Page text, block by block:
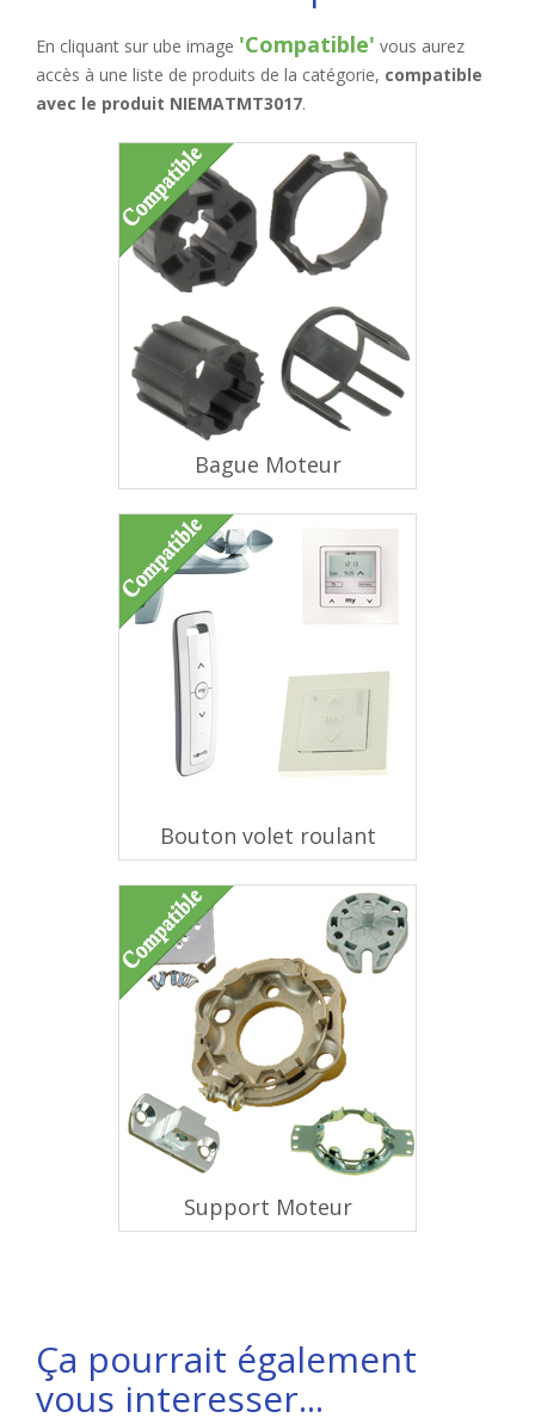
En cliquant sur ube image 'Compatible' vous aurez
accès à une liste de produits de la catégorie, compatible
avec le produit NIEMATMT3017.
Bague Moteur
Bouton volet roulant
Support Moteur
Ça pourrait également
vous interesser...